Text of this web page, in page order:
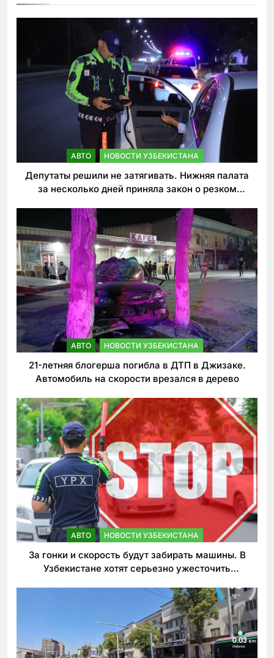
АВТО НОВОСТИ УЗБЕКИСТАНА
Депутаты решили не затягивать. Нижняя палата
за несколько дней приняла закон о резком
АВТО НОВОСТИ УЗБЕКИСТАНА
21-летняя блогерша погибла в ДТП в Джизаке.
Автомобиль на скорости врезался в дерево
АВТО НОВОСТИ УЗБЕКИСТАНА
За гонки и скорость будут забирать машины. В
Узбекистане хотят серьезно ужесточить